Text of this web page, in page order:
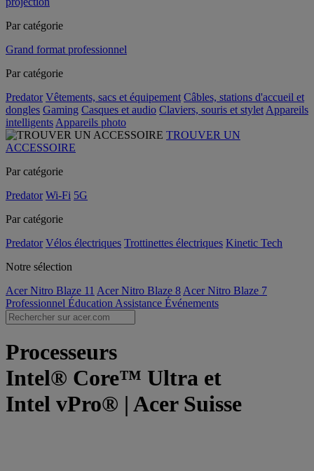
Par catégorie
Grand format professionnel
Par catégorie
Predator Vêtements, sacs et équipement Câbles, stations d'accueil et
dongles Gaming Casques et audio Claviers, souris et stylet Appareils
intelligents Appareils photo
TROUVER UN
ACCESSOIRE
Par catégorie
Predator Wi-Fi 5G
Par catégorie
Predator Vélos électriques Trottinettes électriques Kinetic Tech
Notre sélection
Acer Nitro Blaze 11 Acer Nitro Blaze 8 Acer Nitro Blaze 7
Professionnel Éducation Assistance Événements
Processeurs
Intel® Core™ Ultra et
Intel vPro® | Acer Suisse